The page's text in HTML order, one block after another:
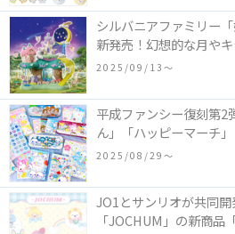
シルバニアファミリー
新発売！幻想的な月や
などの装飾がお城を彩る
2025/09/13〜
平成ファンシー復刻第2
ん」「ハッピーマーチ
どの「カンペンケース
2025/08/29〜
JO1とサンリオが共同
「JOCHUM」の新商品